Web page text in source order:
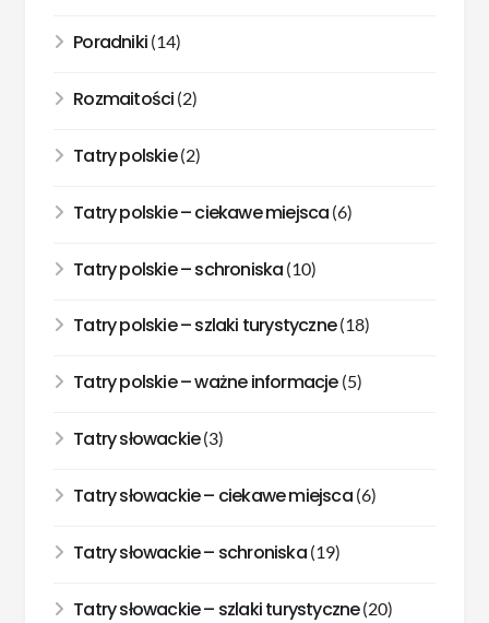
Poradniki(14)
Rozmaitości (2)
Tatry polskie(2)
Tatry polskie – ciekawe miejsca (6)
Tatry polskie – schroniska (10)
Tatry polskie – szlaki turystyczne(18)
Tatry polskie – ważne informacje(5)
Tatry słowackie(3)
Tatry słowackie – ciekawe miejsca(6)
Tatry słowackie – schroniska(19)
Tatry słowackie – szlaki turystyczne(20)